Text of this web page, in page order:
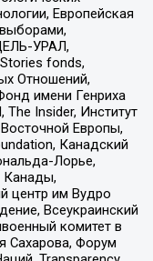
Европейская
УРАЛ,
fonds,
Отношений,
имени Генриха
The Insider, Институт
Европы,
Канадский
Лорье,
Канады,
центр им Вудро
Всеукраинский
комитет в
Сахарова, Форум